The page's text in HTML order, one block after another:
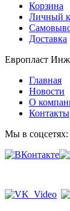
Корзина
Личный
Доставка
Европласт
Главная
Новости
О
Контакты
Мы в соцсетях: